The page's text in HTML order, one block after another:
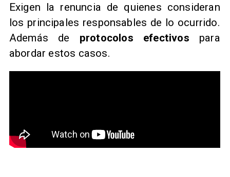
Exigen la renuncia de quienes consideran
los principales responsables de lo ocurrido.
Además de protocolos efectivos para
abordar estos casos.